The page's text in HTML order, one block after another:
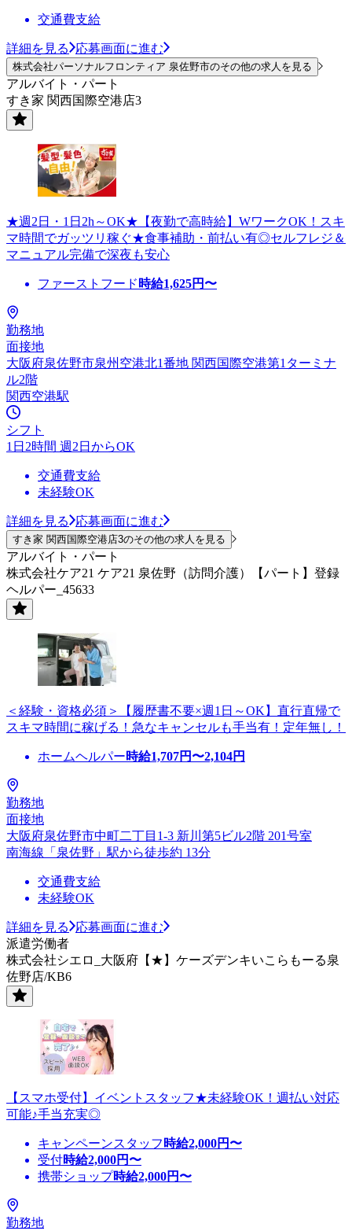
交通費支給
詳細を見る 応募画面に進む
株式会社パーソナルフロンティア 泉佐野市のその他の求人を見る
アルバイト・パート
すき家 関西国際空港店3
★週2日・1日2h～OK★【夜勤で高時給】WワークOK！スキ
マ時間でガッツリ稼ぐ★食事補助・前払い有◎セルフレジ＆
マニュアル完備で深夜も安心
ファーストフード 時給1,625円〜
勤務地
面接地
大阪府泉佐野市泉州空港北1番地 関西国際空港第1ターミナ
ル2階
関西空港駅
シフト
1日2時間 週2日からOK
交通費支給
未経験OK
詳細を見る 応募画面に進む
すき家 関西国際空港店3のその他の求人を見る
アルバイト・パート
株式会社ケア21 ケア21 泉佐野（訪問介護）【パート】登録
ヘルパー_45633
＜経験・資格必須＞【履歴書不要×週1日～OK】直行直帰で
スキマ時間に稼げる！急なキャンセルも手当有！定年無し！
ホームヘルパー時給1,707円〜2,104円
勤務地
面接地
大阪府泉佐野市中町二丁目1-3 新川第5ビル2階 201号室
南海線「泉佐野」駅から徒歩約 13分
交通費支給
未経験OK
詳細を見る
応募画面に進む
派遣労働者
株式会社シエロ_大阪府【★】ケーズデンキいこらもーる泉
佐野店/KB6
【スマホ受付】イベントスタッフ★未経験OK！週払い対応
可能♪手当充実◎
キャンペーンスタッフ 時給2,000円〜
受付時給2,000円〜
携帯ショップ時給2,000円〜
勤務地